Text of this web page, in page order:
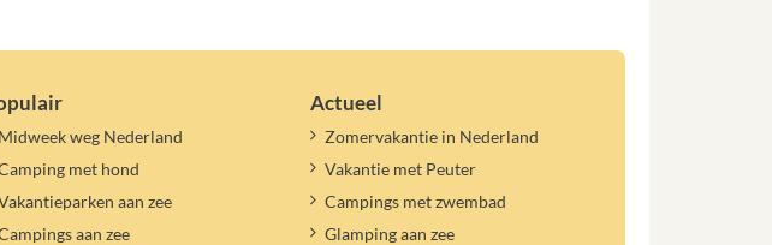
Midweek weg Nederland
met hond
aan zee
aan zee
Actueel
Zomervakantie in Nederland
Vakantie met Peuter
Campings met zwembad
Glamping aan zee